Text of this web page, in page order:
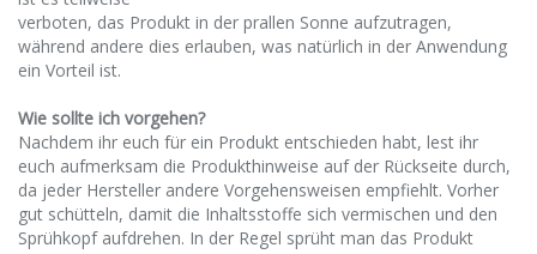
verboten, das Produkt in der prallen Sonne aufzutragen,
während andere dies erlauben, was natürlich in der Anwendung
ein Vorteil ist.
Wie sollte ich vorgehen?
Nachdem ihr euch für ein Produkt entschieden habt, lest ihr
euch aufmerksam die Produkthinweise auf der Rückseite durch,
da jeder Hersteller andere Vorgehensweisen empfiehlt. Vorher
gut schütteln, damit die Inhaltsstoffe sich vermischen und den
Sprühkopf aufdrehen. In der Regel sprüht man das Produkt